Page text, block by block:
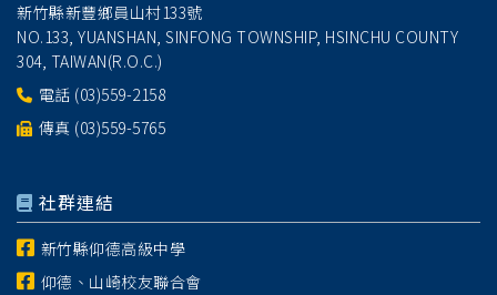
新竹縣新豐鄉員山村133號
NO.133, YUANSHAN, SINFONG TOWNSHIP, HSINCHU COUNTY
304, TAIWAN(R.O.C.)
電話 (03)559-2158
傳真 (03)559-5765
社群連結
新竹縣仰德高級中學
仰德、山崎校友聯合會